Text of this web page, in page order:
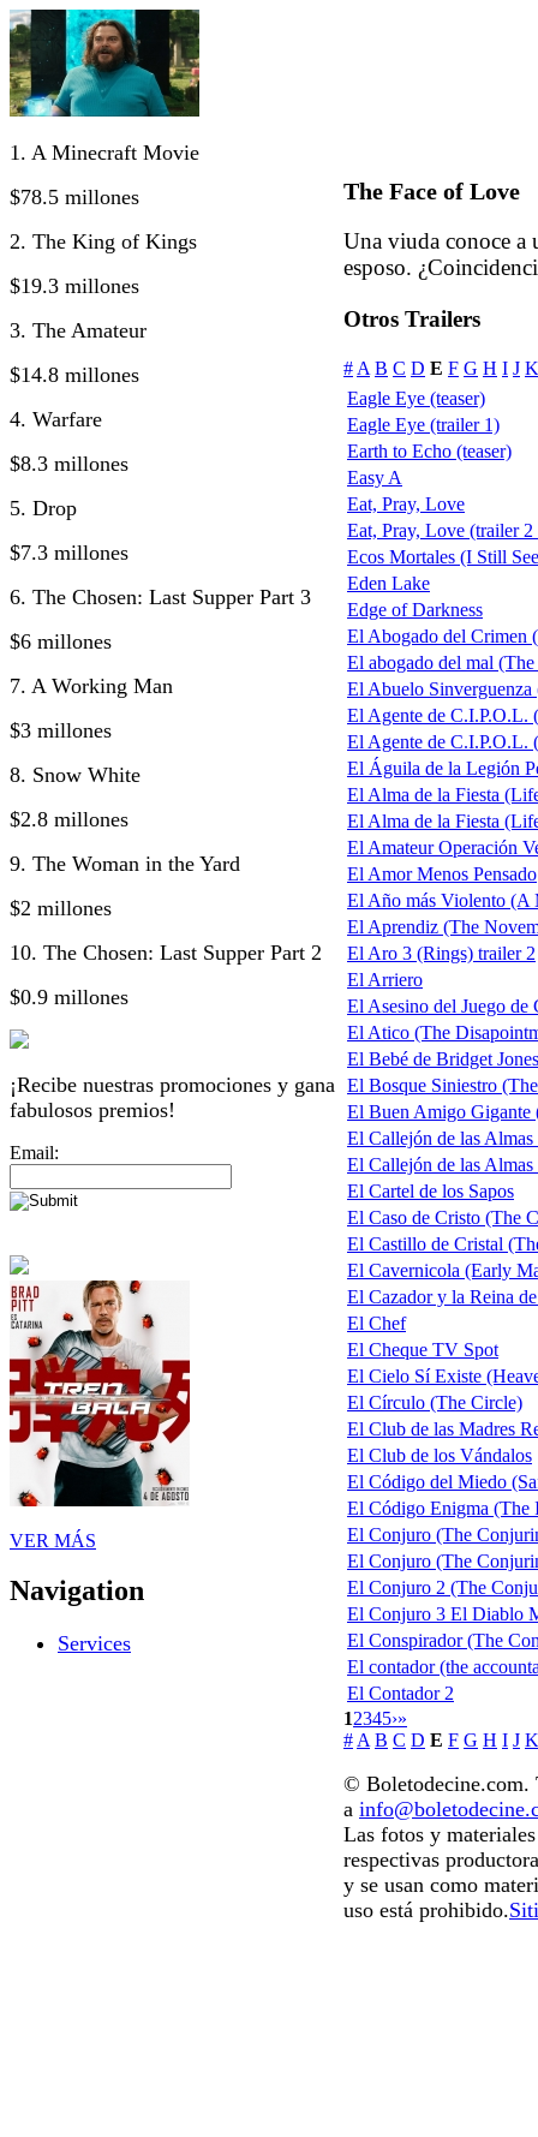
1. A Minecraft Movie
$78.5 millones
2. The King of Kings
$19.3 millones
3. The Amateur
$14.8 millones
4. Warfare
$8.3 millones
5. Drop
$7.3 millones
6. The Chosen: Last Supper Part 3
$6 millones
7. A Working Man
$3 millones
8. Snow White
$2.8 millones
9. The Woman in the Yard
$2 millones
10. The Chosen: Last Supper Part 2
$0.9 millones
¡Recibe nuestras promociones y gana
fabulosos premios!
Email:
VER MÁS
Navigation
Services
The Face of Love
Una viuda conoce a
esposo.
Otros Trailers
# A B C D E F G H I J K
Eagle Eye (teaser)
Eagle Eye (trailer 1)
Earth to Echo (teaser)
Easy A
Eat, Pray, Love
Eat, Pray, Love (trailer
Ecos Mortales (I Still
Eden Lake
Edge of Darkness
El Abogado del Crimen
El abogado del mal
El Abuelo Sinverguenza
El Agente de
El Agente de
El Águila de la Legión
El Alma de la Fiesta
El Alma de la Fiesta
El Amateur Operación
El Amor Menos Pensado
El Año más Violento (A
El Aprendiz (The
El Aro 3 (Rings) trailer 2
El Arriero
El Asesino del Juego de
El Atico (The
El Bebé de Bridget
El Bosque Siniestro
El Buen Amigo Gigante
El Callejón de las
El Callejón de las
El Cartel de los Sapos
El Caso de Cristo (The
El Castillo de Cristal
El Cavernicola (Early
El Cazador y la Reina
El Chef
El Cheque TV Spot
El Cielo Sí Existe
El Círculo (The Circle)
El Club de las Madres
El Club de los Vándalos
El Código del Miedo
El Código Enigma (The
El Conjuro (The
El Conjuro (The
El Conjuro 2 (The
El Conjuro 3 El Diablo
El Conspirador (The
El contador (the
El Contador 2
12345›»
# A B C D E F G H I J K
© Boletodecine.com.
a
Las fotos y
respectivas
y se usan como
uso está prohibido.